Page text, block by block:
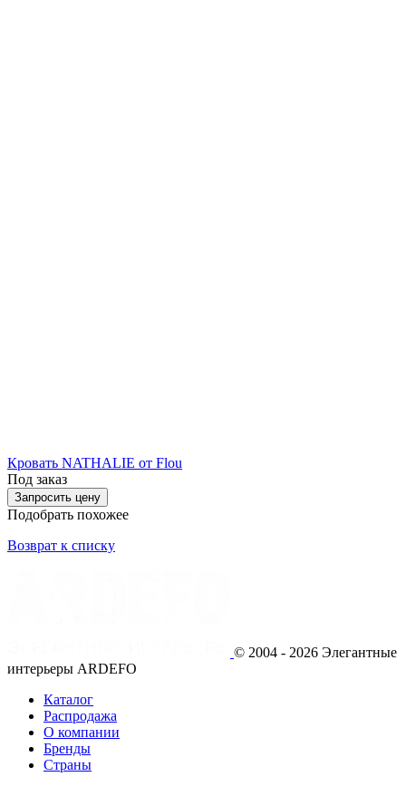
Кровать NATHALIE от Flou
Под заказ
Запросить цену
Подобрать похожее
Возврат к списку
© 2004 - 2026 Элегантные
интерьеры ARDEFO
Каталог
Распродажа
О компании
Бренды
Страны